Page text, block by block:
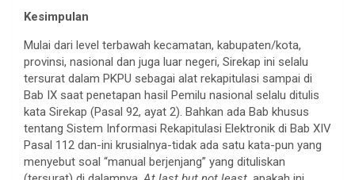
Kesimpulan
Mulai dari level terbawah kecamatan, kabupaten/kota,
provinsi, nasional dan juga luar negeri, Sirekap ini selalu
tersurat dalam PKPU sebagai alat rekapitulasi sampai di
Bab IX saat penetapan hasil Pemilu nasional selalu ditulis
kata Sirekap (Pasal 92, ayat 2). Bahkan ada Bab khusus
tentang Sistem Informasi Rekapitulasi Elektronik di Bab XIV
Pasal 112 dan-ini krusialnya-tidak ada satu kata-pun yang
menyebut soal “manual berjenjang” yang dituliskan